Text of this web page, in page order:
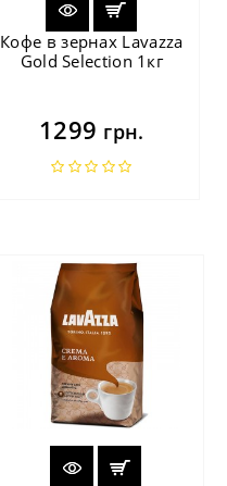
Кофе в зернах Lavazza
Gold Selection 1кг
1299 грн.